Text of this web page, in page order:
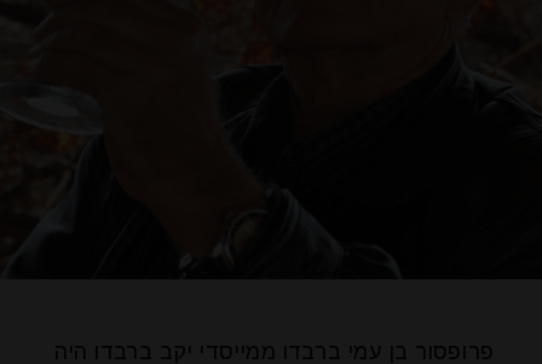
פרופסור בן עמי ברבדו ממייסדי יקב ברבדו היה